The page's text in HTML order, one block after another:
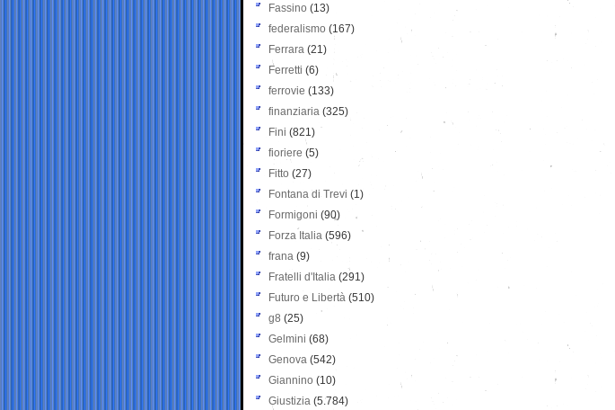
Fassino (13)
federalismo (167)
Ferrara (21)
Ferretti (6)
ferrovie (133)
finanziaria (325)
Fini (821)
fioriere (5)
Fitto (27)
Fontana di Trevi (1)
Formigoni (90)
Forza Italia (596)
frana (9)
Fratelli d'Italia (291)
Futuro e Libertà (510)
g8 (25)
Gelmini (68)
Genova (542)
Giannino (10)
Giustizia (5.784)